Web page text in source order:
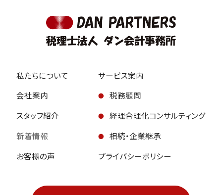
私たちについて
会社案内
スタッフ紹介
新着情報
お客様の声
サービス案内
税務顧問
経理合理化コンサルティング
相続・企業継承
プライバシーポリシー